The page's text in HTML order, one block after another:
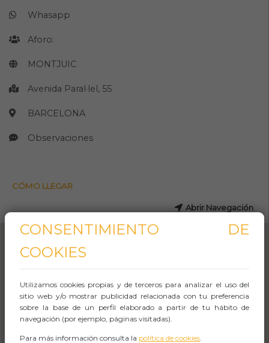
Whasapp
Aforo:
MONTJUIC
Avenida Paral·lel, 55
BARCELONA
Observaciones
CÓMO LLEGAR
Abrir Navegación
CONSENTIMIENTO DE
COOKIES
Utilizamos cookies propias y de terceros para analizar el uso del
sitio web y/o mostrar publicidad relacionada con tu preferencia
sobre la base de un perfil elaborado a partir de tu hábito de
navegación (por ejemplo, páginas visitadas).
Para más información consulta la política de cookies